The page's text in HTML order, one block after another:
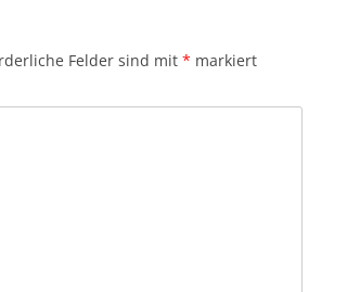
Felder sind mit * markiert